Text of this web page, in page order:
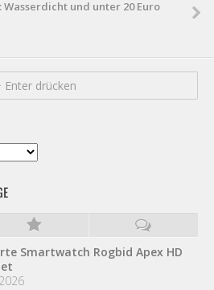
Wasserdicht und unter 20 Euro
Smartwatch Rogbid Apex HD